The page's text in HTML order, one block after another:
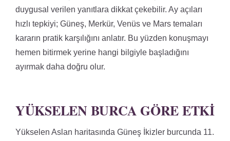
duygusal verilen yanıtlara dikkat çekebilir. Ay açıları
hızlı tepkiyi; Güneş, Merkür, Venüs ve Mars temaları
kararın pratik karşılığını anlatır. Bu yüzden konuşmayı
hemen bitirmek yerine hangi bilgiyle başladığını
ayırmak daha doğru olur.
YÜKSELEN BURCA GÖRE ETKI
Yükselen Aslan haritasında Güneş İkizler burcunda 11.